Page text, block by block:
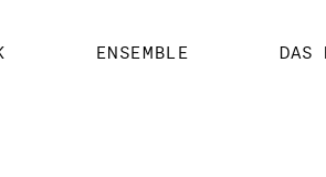
ENSEMBLE DAS